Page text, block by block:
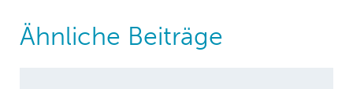
Ähnliche Beiträge